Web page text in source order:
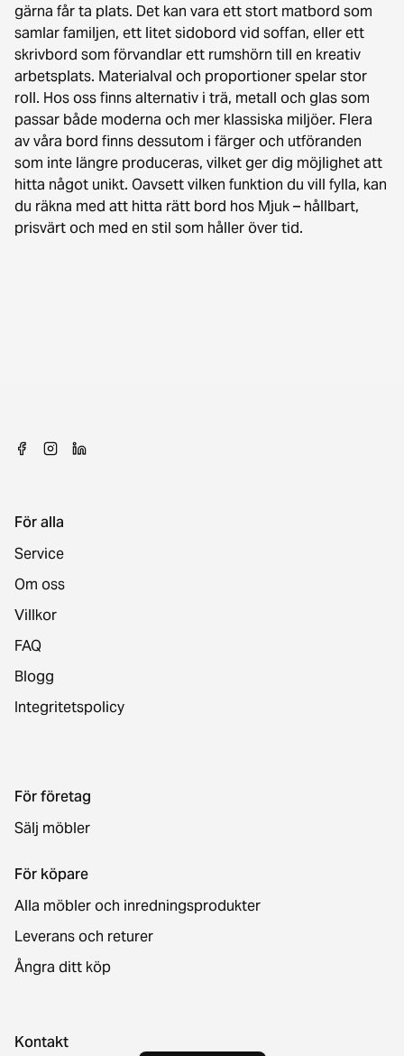
gärna får ta plats. Det kan vara ett stort matbord som
samlar familjen, ett litet sidobord vid soffan, eller ett
skrivbord som förvandlar ett rumshörn till en kreativ
arbetsplats. Materialval och proportioner spelar stor
roll. Hos oss finns alternativ i trä, metall och glas som
passar både moderna och mer klassiska miljöer. Flera
av våra bord finns dessutom i färger och utföranden
som inte längre produceras, vilket ger dig möjlighet att
hitta något unikt. Oavsett vilken funktion du vill fylla, kan
du räkna med att hitta rätt bord hos Mjuk – hållbart,
prisvärt och med en stil som håller över tid.
För alla
Service
Om oss
Villkor
FAQ
Blogg
Integritetspolicy
För företag
Sälj möbler
För köpare
Alla möbler och inredningsprodukter
Leverans och returer
Ångra ditt köp
Kontakt